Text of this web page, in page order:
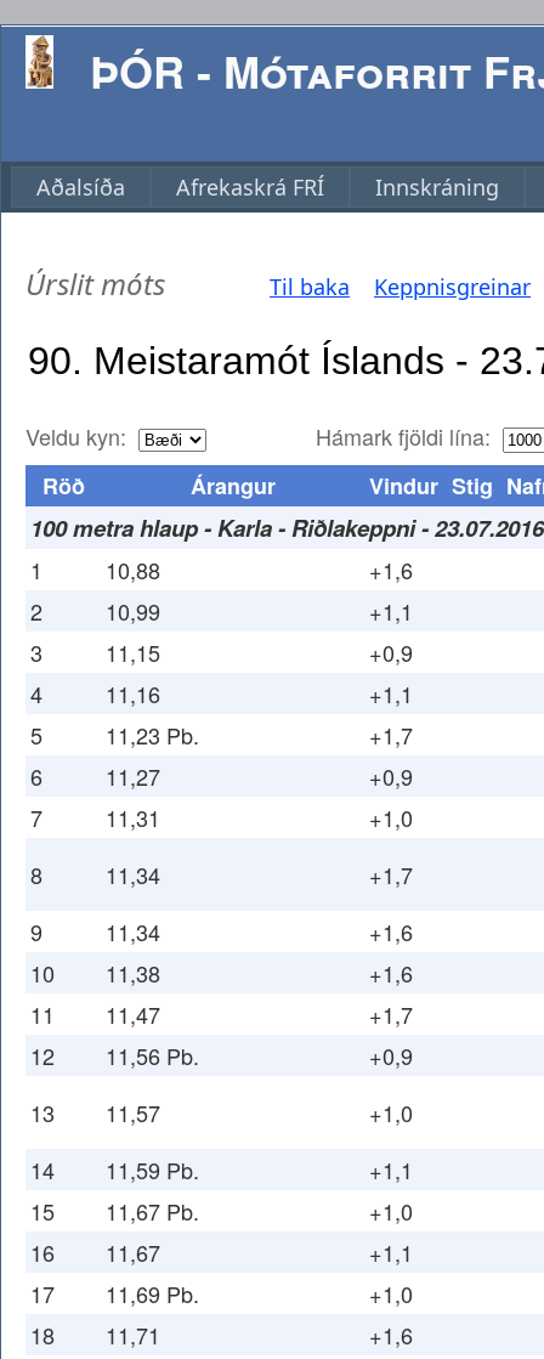
ÞÓR - Mótaforrit
Aðalsíða Afrekaskrá FRÍ Innskráning
Úrslit móts Til baka Keppnisgreinar
Veldu kyn:
Hámark fjöldi lína:
Röð
Árangur Vindur Stig
100 metra hlaup - Karla - Riðlakeppni - 23.07.2016
1 10,88
+1,6
2
10,99
+1,1
3
11,15
+0,9
4
11,16
+1,1
5
11,23 Pb.
+1,7
6
11,27
+0,9
7
11,31
+1,0
8
11,34
+1,7
9
11,34
+1,6
10
11,38
+1,6
11
11,47
+1,7
12
11,56 Pb.
+0,9
13
11,57
+1,0
14
11,59 Pb.
+1,1
15
11,67 Pb.
+1,0
16
11,67
+1,1
17
11,69 Pb.
+1,0
18
11,71
+1,6